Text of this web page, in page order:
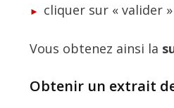
cliquer sur « valider
Vous obtenez ainsi la
Obtenir un extrait